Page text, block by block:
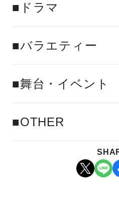
■ドラマ
■バラエティー
■舞台・イベント
■OTHER